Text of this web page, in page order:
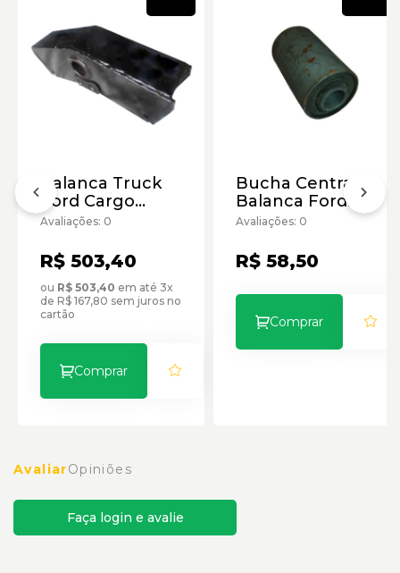
Balanca Truck
Ford Cargo
50mm
Avaliações: 0
R$ 503,40
ou R$ 503,40 em até 3x
de R$ 167,80 sem juros no
cartão
Comprar
Bucha Central
Balanca Ford
Cargo
Avaliações: 0
R$ 58,50
Comprar
AvaliarOpiniões
Faça login e avalie